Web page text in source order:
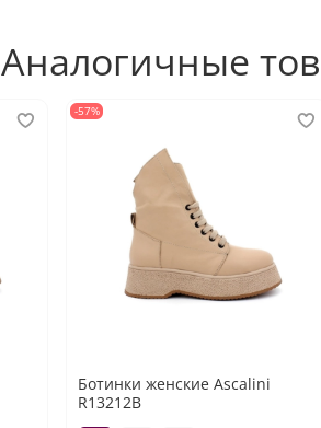
Аналогичные
-57%
Ботинки женские Ascalini
R13212B